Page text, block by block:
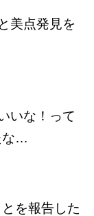
美点発見を
いな！って
な…
を報告した